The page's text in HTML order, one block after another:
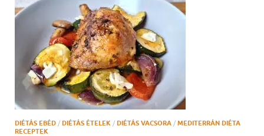
DIÉTÁS EBÉD / DIÉTÁS ÉTELEK / DIÉTÁS VACSORA / MEDITERRÁN DIÉTA
RECEPTEK